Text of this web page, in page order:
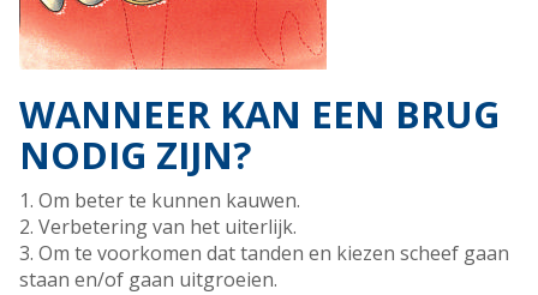
WANNEER KAN EEN BRUG
NODIG ZIJN?
1. Om beter te kunnen kauwen.
2. Verbetering van het uiterlijk.
3. Om te voorkomen dat tanden en kiezen scheef gaan
staan en/of gaan uitgroeien.